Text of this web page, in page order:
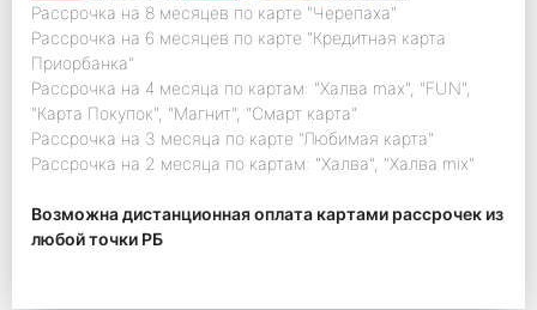
Рассрочка на 8 месяцев по карте "Черепаха"
Рассрочка на 6 месяцев по карте "Кредитная карта
Приорбанка"
Рассрочка на 4 месяца по картам: "Халва max", "FUN",
"Карта Покупок", "Магнит", "Смарт карта"
Рассрочка на 3 месяца по карте "Любимая карта"
Рассрочка на 2 месяца по картам: "Халва", "Халва mix"
Возможна дистанционная оплата картами рассрочек из
любой точки РБ